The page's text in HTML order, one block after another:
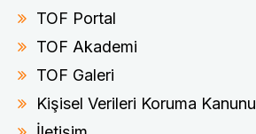
TOF Portal
TOF Akademi
TOF Galeri
Kişisel Verileri Koruma Kanunu